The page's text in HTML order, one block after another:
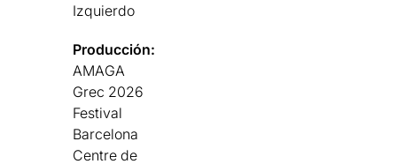
Izquierdo
Producción:
AMAGA
Grec 2026
Festival
Barcelona
Centre de